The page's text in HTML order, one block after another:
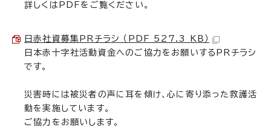
詳しくはPDFをご覧ください。
日赤社資募集PRチラシ （PDF 527.3 KB）
日本赤十字社活動資金へのご協力をお願いするPRチラシ
です。
災害時には被災者の声に耳を傾け、心に寄り添った救護活
動を実施しています。
ご協力をお願いします。